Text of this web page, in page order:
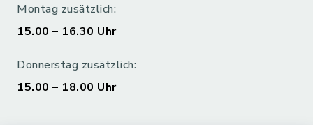
Montag zusätzlich:
15.00 – 16.30 Uhr
Donnerstag zusätzlich:
15.00 – 18.00 Uhr